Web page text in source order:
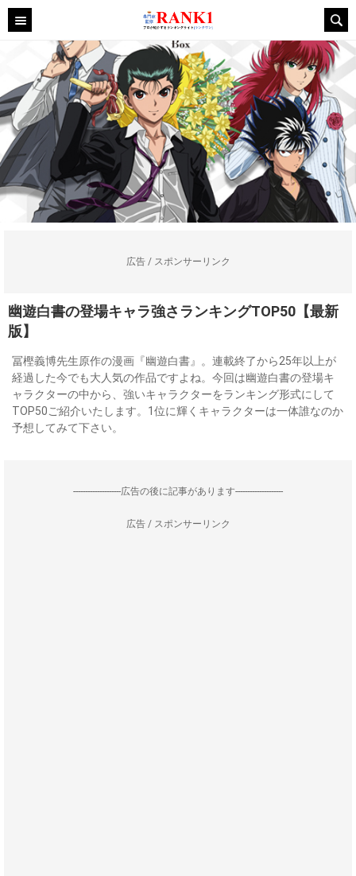
広告 / スポンサーリンク
幽遊白書の登場キャラ強さランキングTOP50【最新
版】
冨樫義博先生原作の漫画『幽遊白書』。連載終了から25年以上が
経過した今でも大人気の作品ですよね。今回は幽遊白書の登場キ
ャラクターの中から、強いキャラクターをランキング形式にして
TOP50ご紹介いたします。1位に輝くキャラクターは一体誰なのか
予想してみて下さい。
--------------------広告の後に記事があります--------------------
広告 / スポンサーリンク